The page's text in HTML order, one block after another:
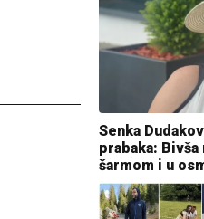
Senka
prabaka:
šarmom i u